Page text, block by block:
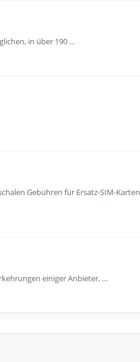
in über 190 …
Gebühren für Ersatz-SIM-Karten
einiger Anbieter, …